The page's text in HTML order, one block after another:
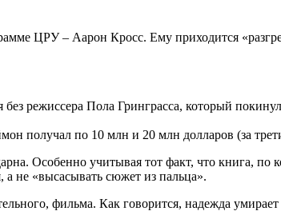
ЦРУ – Аарон Кросс. Ему приходится
режиссера Пола Гринграсса, который
получал по 10 млн и 20 млн долларов (за
Особенно учитывая тот факт, что книга, по
а не «высасывать сюжет из пальца».
фильма. Как говорится, надежда